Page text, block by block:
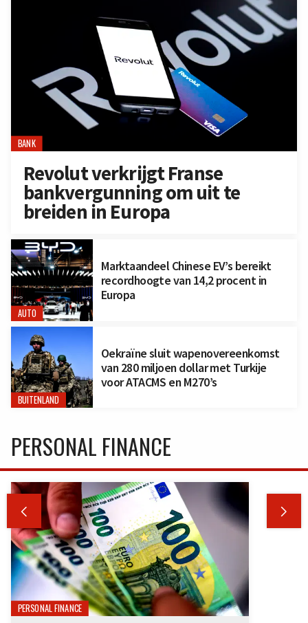
BANK
Revolut verkrijgt Franse
bankvergunning om uit te
breiden in Europa
AUTO
Marktaandeel Chinese EV’s bereikt
recordhoogte van 14,2 procent in
Europa
BUITENLAND
Oekraïne sluit wapenovereenkomst
van 280 miljoen dollar met Turkije
voor ATACMS en M270’s
PERSONAL FINANCE
 
PERSONAL FINANCE